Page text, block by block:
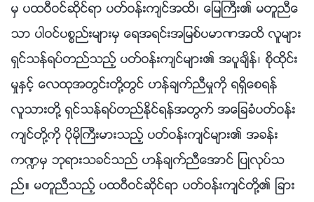
မွ ပထဝီဝင္ဆိုင္ရာ ပတ္ဝန္းက်င္အထိ၊ ေျမႀကီး၏ မတူညီေ
သာ ပါဝင္ပစၥည္းမ်ားမွ ေရအရင္းအျမစ္ပမာဏအထိ လူမ်ား
ရွင္သန္ရပ္တည္သည့္ ပတ္ဝန္းက်င္မ်ား၏ အပူခ်ိန္၊ စိုထိုင္း
မႈႏွင့္ ေလထုအတြင္းတို႔တြင္ ဟန္ခ်က္ညီမႈကို ရရွိေစရန္
လူသားတို႔ ရွင္သန္ရပ္တည္ႏိုင္ရန္အတြက္ အေျခခံပတ္ဝန္း
က်င္တို႔ကို ပိုမိုႀကီးမားသည့္ ပတ္ဝန္းက်င္မ်ား၏ အခန္း
က႑မွ ဘုရားသခင္သည္ ဟန္ခ်က္ညီေအာင္ ျပဳလုပ္သ
ည္။ မတူညီသည့္ ပထဝီဝင္ဆိုင္ရာ ပတ္ဝန္းက်င္တို႔၏ ျခား